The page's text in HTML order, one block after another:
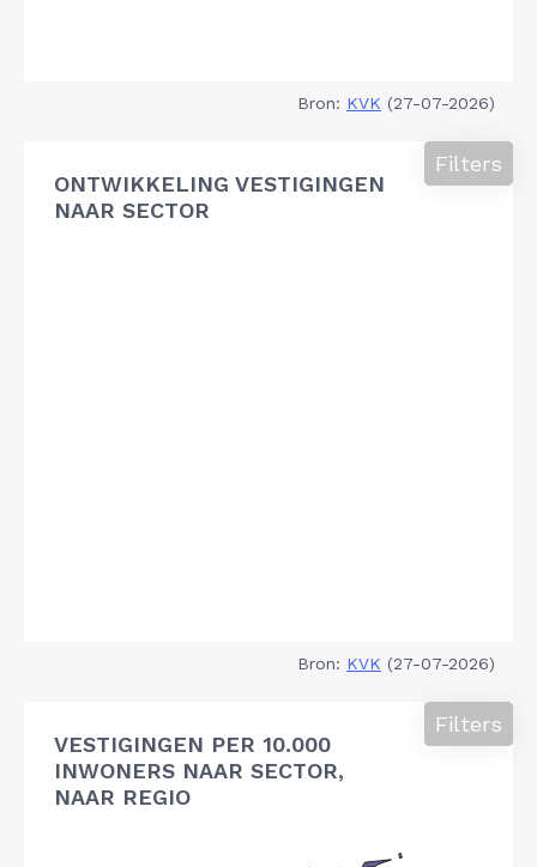
Bron: KVK (27-07-2026)
ONTWIKKELING VESTIGINGEN
NAAR SECTOR
Filters
Bron: KVK (27-07-2026)
VESTIGINGEN PER 10.000
INWONERS NAAR SECTOR,
NAAR REGIO
Filters